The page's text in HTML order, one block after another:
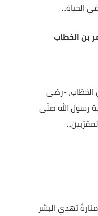
الحياة...
بن الخطاب
الخطّاب، -رضي
رسول الله صلّى
تهدي البشر